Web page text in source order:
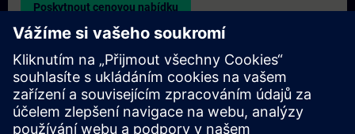
Poskytnout cenovou nabídku
Poptávka exkluzivního školení
Pokud potřebujete cenovou nabídku na exkluzivní školení, ať už
prezenčně, virtuálně nebo v našem školicím středisku SITRAIN,
vyplňte níže uvedený poptávkový formulář. Tento typ